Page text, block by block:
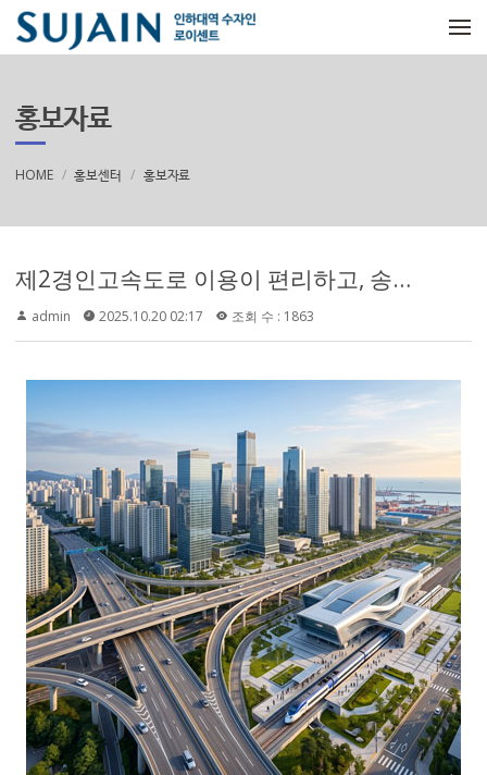
메뉴 건너뛰기
홍보자료
HOME 홍보센터 홍보자료
제2경인고속도로 이용이 편리하고, 송도역 KTX 개통 예정 및 수도권 제2순환고속도로 전 구간 개통 예정 등 교통 호재가 안내되고 있습니다.
admin 2025.10.20 02:17 조회 수 : 1863